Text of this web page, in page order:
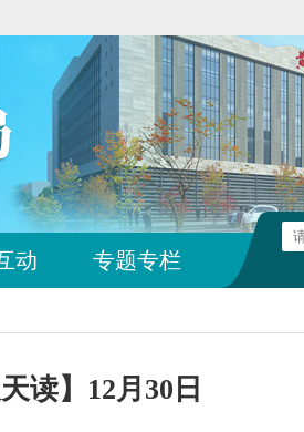
动 专题专栏
读】12月30日